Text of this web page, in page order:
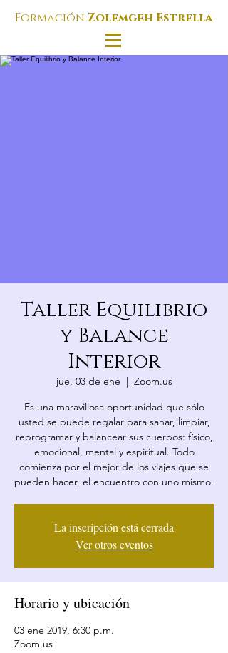
Formación Zolemgeh Estrella
Taller Equilibrio
y Balance
Interior
jue, 03 de ene
  |
Zoom.us
​Es una maravillosa oportunidad que sólo
usted se puede regalar para sanar, limpiar,
reprogramar y balancear sus cuerpos: físico,
emocional, mental y espiritual. Todo
comienza por el mejor de los viajes que se
pueden hacer, el encuentro con uno mismo.
La inscripción está cerrada
Ver otros eventos
Horario y ubicación
03 ene 2019, 6:30 p.m.
Zoom.us